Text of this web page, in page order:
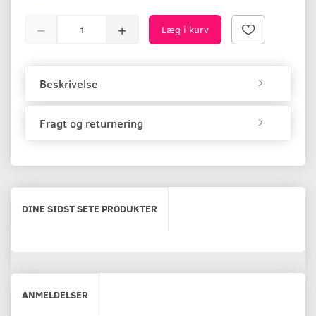
Læg i kurv
Beskrivelse
Fragt og returnering
DINE SIDST SETE PRODUKTER
ANMELDELSER